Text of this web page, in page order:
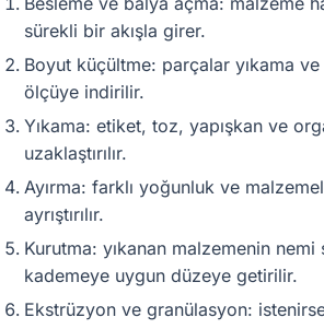
sürekli bir akışla girer.
Boyut küçültme: parçalar yıkama ve
ölçüye indirilir.
Yıkama: etiket, toz, yapışkan ve
uzaklaştırılır.
Ayırma: farklı yoğunluk ve
ayrıştırılır.
Kurutma: yıkanan malzemenin nemi
kademeye uygun düzeye getirilir.
Ekstrüzyon ve granülasyon: